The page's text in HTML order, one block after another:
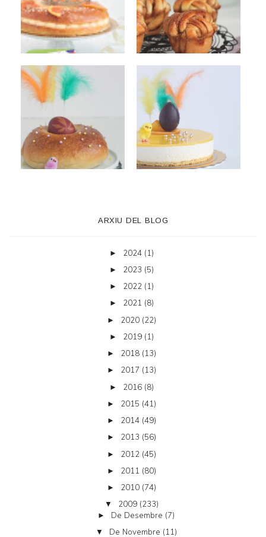
ARXIU DEL BLOG
► 2024 (1)
► 2023 (5)
► 2022 (1)
► 2021 (8)
► 2020 (22)
► 2019 (1)
► 2018 (13)
► 2017 (13)
► 2016 (8)
► 2015 (41)
► 2014 (49)
► 2013 (56)
► 2012 (45)
► 2011 (80)
► 2010 (74)
▼ 2009 (233)
► De Desembre (7)
▼ De Novembre (11)